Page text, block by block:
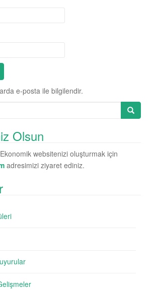
e-posta ile bilgilendir.
Olsun
websitenizi oluşturmak için
adresimizi ziyaret ediniz.